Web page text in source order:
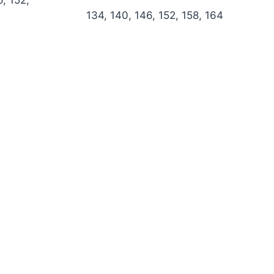
134, 140, 146, 152, 158, 164